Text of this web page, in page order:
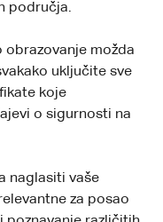
područja.
obrazovanje možda
uključite sve
koje
o sigurnosti na
naglasiti vaše
za posao